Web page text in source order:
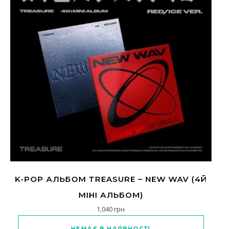
K-POP АЛЬБОМ TREASURE – NEW WAV (4Й
МІНІ АЛЬБОМ)
1,040грн